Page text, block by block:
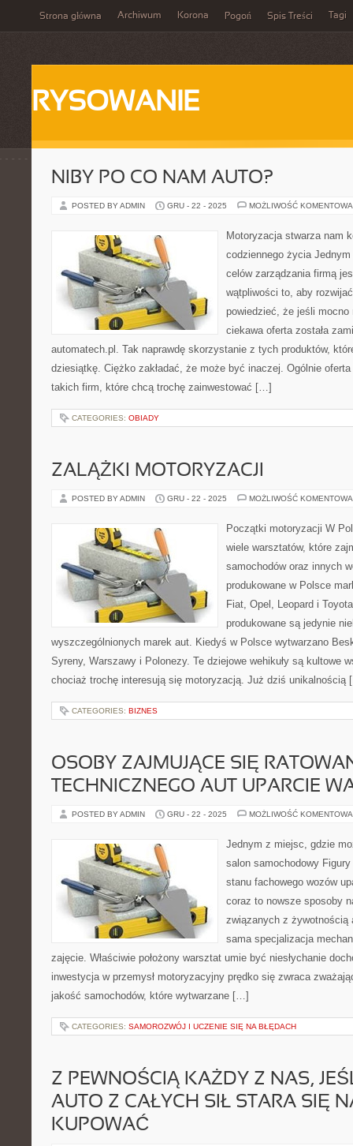
Strona główna Archiwum Korona Pogoń Spis Treści Tagi
RYSOWANIE
NIBY PO CO NAM AUTO?
POSTED BY ADMIN GRU - 22 - 2025 MOŻLIWOŚĆ
Motoryzacja stwarza nam
codziennego życia
celów zarządzania firmą
wątpliwości to, aby
powiedzieć, że jeśli mocno
ciekawa oferta została
automatech.pl. Tak naprawdę skorzystanie z tych produktów,
dziesiątkę. Ciężko zakładać, że może być inaczej. Ogólnie
takich firm, które chcą trochę zainwestować […]
CATEGORIES: OBIADY
ZALĄŻKI MOTORYZACJI
POSTED BY ADMIN GRU - 22 - 2025 MOŻLIWOŚĆ
Początki motoryzacji W
wiele warsztatów, które
samochodów oraz innych
produkowane w Polsce
Fiat, Opel, Leopard i
produkowane są jedynie
wyszczególnionych marek aut. Kiedyś w Polsce wytwarzano
Syreny, Warszawy i Polonezy. Te dziejowe wehikuły są kultowe
chociaż trochę interesują się motoryzacją. Już dziś unikalnością
CATEGORIES: BIZNES
OSOBY ZAJMUJĄCE SIĘ
TECHNICZNEGO AUT UPARCIE
POSTED BY ADMIN GRU - 22 - 2025 MOŻLIWOŚĆ
Jednym z miejsc, gdzie
salon samochodowy
stanu fachowego wozów
coraz to nowsze sposoby
związanych z żywotnością
sama specjalizacja
zajęcie. Właściwie położony warsztat umie być niesłychanie
inwestycja w przemysł motoryzacyjny prędko się zwraca
jakość samochodów, które wytwarzane […]
CATEGORIES: SAMOROZWÓJ I UCZENIE SIĘ NA BŁĘDACH
Z PEWNOŚCIĄ KAŻDY Z NAS,
AUTO Z CAŁYCH SIŁ STARA SIĘ
KUPOWAĆ